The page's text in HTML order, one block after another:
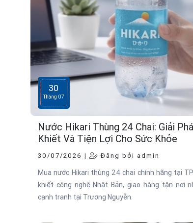
30
Tháng 07
Nước Hikari Thùng 24 Chai: Giải
Khiết Và Tiện Lợi Cho Sức Khỏe
30/07/2026 | Đăng bởi admin
Mua nước Hikari thùng 24 chai chính hãng tại
khiết công nghệ Nhật Bản, giao hàng tận nơi
cạnh tranh tại Trương Nguyễn.